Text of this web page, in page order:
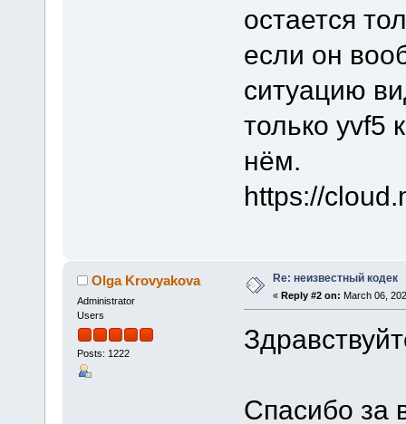
остается
если он
ситуацию
только yvf5
нём.
https://
Olga Krovyakova
Administrator
Users
Posts: 1222
Re: неизвестный кодек
« Reply #2 on: March 06,
Спасибо за